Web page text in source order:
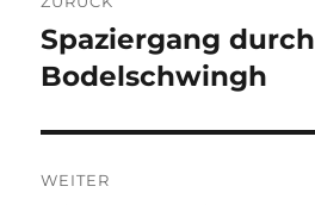
Vorheriger
Beitrag:
Spaziergang durch
Bodelschwingh
WEITER